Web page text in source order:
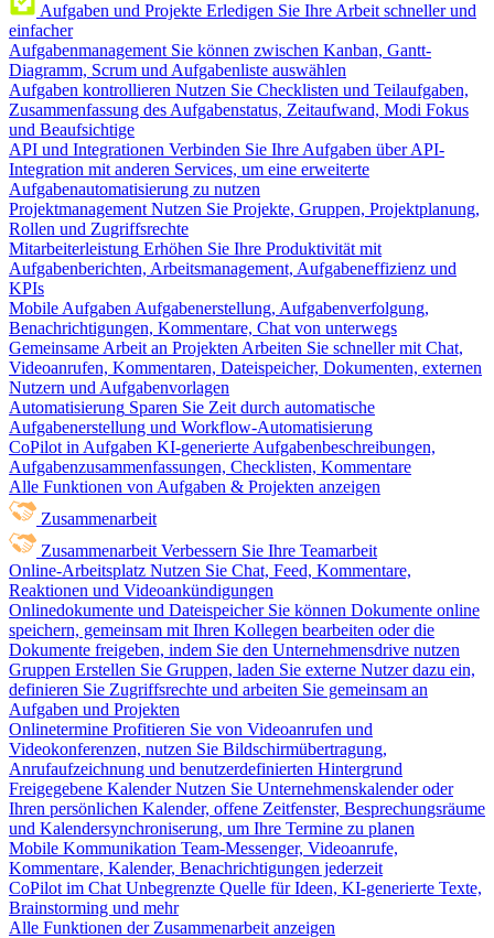
Aufgaben und Projekte Erledigen Sie Ihre Arbeit schneller und
einfacher
Aufgabenmanagement Sie können zwischen Kanban, Gantt-
Diagramm, Scrum und Aufgabenliste auswählen
Aufgaben kontrollieren Nutzen Sie Checklisten und Teilaufgaben,
Zusammenfassung des Aufgabenstatus, Zeitaufwand, Modi Fokus
und Beaufsichtige
API und Integrationen Verbinden Sie Ihre Aufgaben über API-
Integration mit anderen Services, um eine erweiterte
Aufgabenautomatisierung zu nutzen
Projektmanagement Nutzen Sie Projekte, Gruppen, Projektplanung,
Rollen und Zugriffsrechte
Mitarbeiterleistung Erhöhen Sie Ihre Produktivität mit
Aufgabenberichten, Arbeitsmanagement, Aufgabeneffizienz und
KPIs
Mobile Aufgaben Aufgabenerstellung, Aufgabenverfolgung,
Benachrichtigungen, Kommentare, Chat von unterwegs
Gemeinsame Arbeit an Projekten Arbeiten Sie schneller mit Chat,
Videoanrufen, Kommentaren, Dateispeicher, Dokumenten, externen
Nutzern und Aufgabenvorlagen
Automatisierung Sparen Sie Zeit durch automatische
Aufgabenerstellung und Workflow-Automatisierung
CoPilot in Aufgaben KI-generierte Aufgabenbeschreibungen,
Aufgabenzusammenfassungen, Checklisten, Kommentare
Alle Funktionen von Aufgaben & Projekten anzeigen
Zusammenarbeit
Zusammenarbeit Verbessern Sie Ihre Teamarbeit
Online-Arbeitsplatz Nutzen Sie Chat, Feed, Kommentare,
Reaktionen und Videoankündigungen
Onlinedokumente und Dateispeicher Sie können Dokumente online
speichern, gemeinsam mit Ihren Kollegen bearbeiten oder die
Dokumente freigeben, indem Sie den Unternehmensdrive nutzen
Gruppen Erstellen Sie Gruppen, laden Sie externe Nutzer dazu ein,
definieren Sie Zugriffsrechte und arbeiten Sie gemeinsam an
Aufgaben und Projekten
Onlinetermine Profitieren Sie von Videoanrufen und
Videokonferenzen, nutzen Sie Bildschirmübertragung,
Anrufaufzeichnung und benutzerdefinierten Hintergrund
Freigegebene Kalender Nutzen Sie Unternehmenskalender oder
Ihren persönlichen Kalender, offene Zeitfenster, Besprechungsräume
und Kalendersynchroniserung, um Ihre Termine zu planen
Mobile Kommunikation Team-Messenger, Videoanrufe,
Kommentare, Kalender, Benachrichtigungen jederzeit
CoPilot im Chat Unbegrenzte Quelle für Ideen, KI-generierte Texte,
Brainstorming und mehr
Alle Funktionen der Zusammenarbeit anzeigen